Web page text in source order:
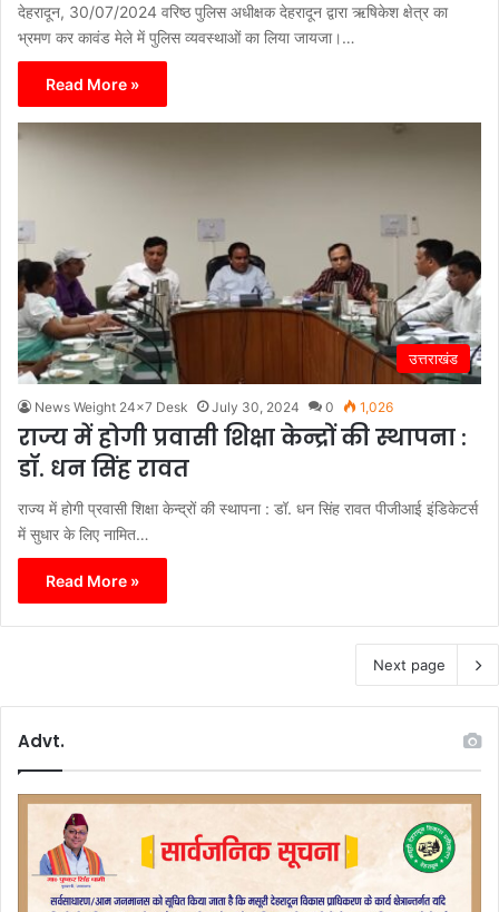
देहरादून, 30/07/2024 वरिष्ठ पुलिस अधीक्षक देहरादून द्वारा ऋषिकेश क्षेत्र का
भ्रमण कर कावंड मेले में पुलिस व्यवस्थाओं का लिया जायजा।…
Read More »
उत्तराखंड
News Weight 24x7 Desk July 30, 2024 0 1,026
राज्य में होगी प्रवासी शिक्षा केन्द्रों की स्थापना :
डॉ. धन सिंह रावत
राज्य में होगी प्रवासी शिक्षा केन्द्रों की स्थापना : डॉ. धन सिंह रावत पीजीआई इंडिकेटर्स
में सुधार के लिए नामित…
Read More »
Next page
Advt.